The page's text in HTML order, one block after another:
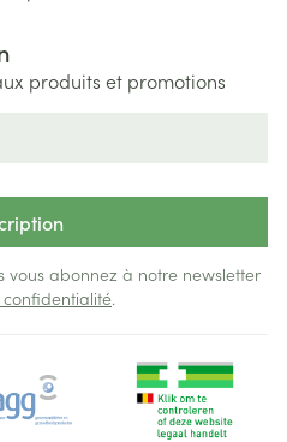
produits et promotions
vous abonnez à notre newsletter
.